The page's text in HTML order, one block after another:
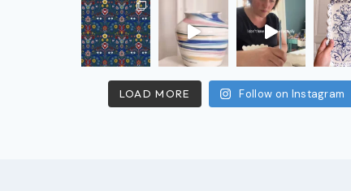
LOAD MORE Follow on Instagram